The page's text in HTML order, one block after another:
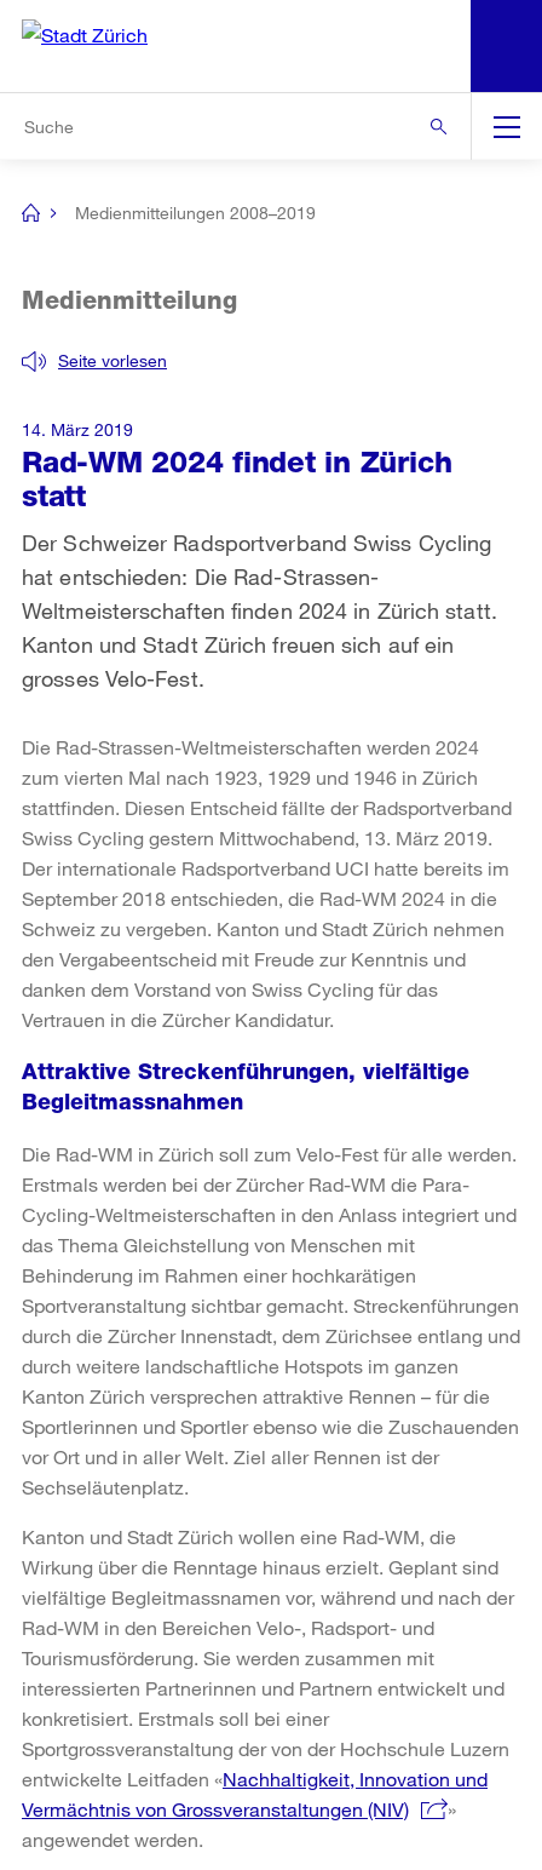
Navigation
[no
Medienmitteilungen 2008–2019
Rad-WM 2024 findet in Zürich
statt
Seite vorlesen
Medienmitteilung
Der Schweizer Radsportverband Swiss Cycling
hat entschieden: Die Rad-Strassen-
Weltmeisterschaften finden 2024 in Zürich statt.
Kanton und Stadt Zürich freuen sich auf ein
grosses Velo-Fest.
14. März 2019
Die Rad-Strassen-Weltmeisterschaften werden 2024
zum vierten Mal nach 1923, 1929 und 1946 in Zürich
stattfinden. Diesen Entscheid fällte der Radsportverband
Swiss Cycling gestern Mittwochabend, 13. März 2019.
Der internationale Radsportverband UCI hatte bereits im
September 2018 entschieden, die Rad-WM 2024 in die
Schweiz zu vergeben. Kanton und Stadt Zürich nehmen
den Vergabeentscheid mit Freude zur Kenntnis und
danken dem Vorstand von Swiss Cycling für das
Vertrauen in die Zürcher Kandidatur.
Attraktive Streckenführungen, vielfältige
Begleitmassnahmen
Die Rad-WM in Zürich soll zum Velo-Fest für alle werden.
Erstmals werden bei der Zürcher Rad-WM die Para-
Cycling-Weltmeisterschaften in den Anlass integriert und
das Thema Gleichstellung von Menschen mit
Behinderung im Rahmen einer hochkarätigen
Sportveranstaltung sichtbar gemacht. Streckenführungen
durch die Zürcher Innenstadt, dem Zürichsee entlang und
durch weitere landschaftliche Hotspots im ganzen
Kanton Zürich versprechen attraktive Rennen – für die
Sportlerinnen und Sportler ebenso wie die Zuschauenden
vor Ort und in aller Welt. Ziel aller Rennen ist der
Sechseläutenplatz.
Kanton und Stadt Zürich wollen eine Rad-WM, die
Wirkung über die Renntage hinaus erzielt. Geplant sind
vielfältige Begleitmassnamen vor, während und nach der
Rad-WM in den Bereichen Velo-, Radsport- und
Tourismusförderung. Sie werden zusammen mit
interessierten Partnerinnen und Partnern entwickelt und
konkretisiert. Erstmals soll bei einer
Sportgrossveranstaltung der von der Hochschule Luzern
entwickelte Leitfaden «Nachhaltigkeit, Innovation und
Vermächtnis von Grossveranstaltungen (NIV)
»
angewendet werden.